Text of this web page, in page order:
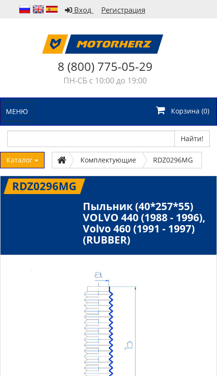
Вход Регистрация
8 (800) 775-05-29
ПН-СБ с 10:00 до 19:00
МЕНЮ Корзина (0)
Найти!
Каталог Комплектующие RDZ0296MG
RDZ0296MG
Пыльник (40*257*55)
VOLVO 440 (1988 - 1996),
Volvo 460 (1991 - 1997)
(RUBBER)